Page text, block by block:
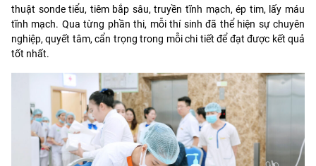
thuật sonde tiểu, tiêm bắp sâu, truyền tĩnh mạch, ép tim, lấy máu
tĩnh mạch. Qua từng phần thi, mỗi thí sinh đã thể hiện sự chuyên
nghiệp, quyết tâm, cẩn trọng trong mỗi chi tiết để đạt được kết quả
tốt nhất.